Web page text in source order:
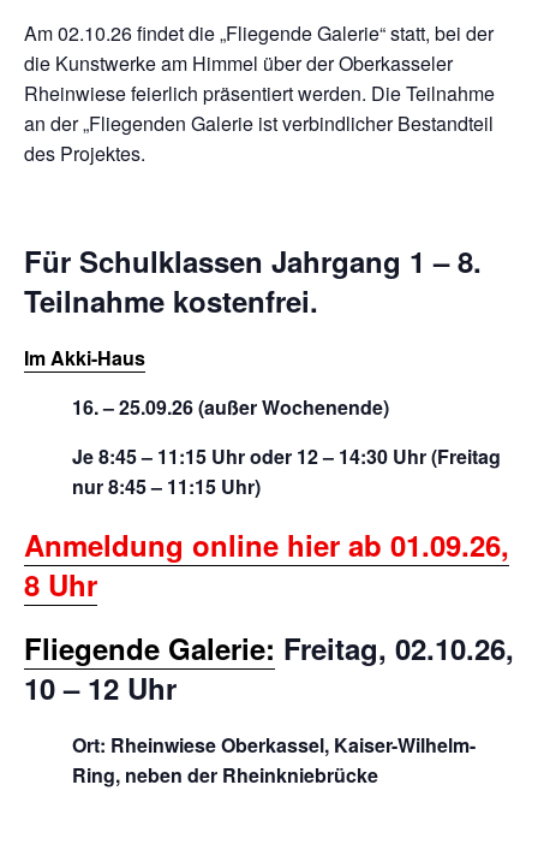
Am 02.10.26 findet die „Fliegende Galerie“ statt, bei der
die Kunstwerke am Himmel über der Oberkasseler
Rheinwiese feierlich präsentiert werden. Die Teilnahme
an der „Fliegenden Galerie ist verbindlicher Bestandteil
des Projektes.
Für Schulklassen Jahrgang 1 – 8.
Teilnahme kostenfrei.
Im Akki-Haus
16. –25.09.26 (außer Wochenende)
Je 8:45 – 11:15 Uhr oder 12 – 14:30 Uhr(Freitag
nur 8:45 – 11:15 Uhr)
Anmeldung online hier ab 01.09.26,
8 Uhr
Fliegende Galerie: Freitag, 02.10.26,
10 – 12 Uhr
Ort: Rheinwiese Oberkassel, Kaiser-Wilhelm-
Ring, neben der Rheinkniebrücke